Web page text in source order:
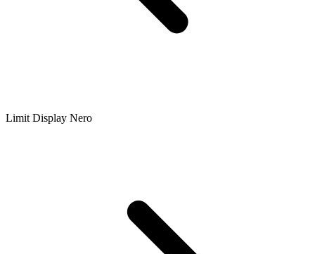
Limit Display Nero